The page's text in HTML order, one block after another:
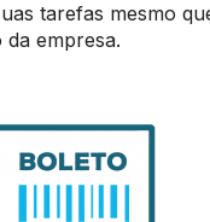
tarefas mesmo
empresa.